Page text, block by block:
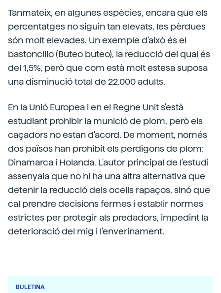
Tanmateix, en algunes espècies, encara que els
percentatges no siguin tan elevats, les pèrdues
són molt elevades. Un exemple d'això és el
bastoncillo (Buteo buteo), la reducció del qual és
del 1,5%, però que com està molt estesa suposa
una disminució total de 22.000 adults.
En la Unió Europea i en el Regne Unit s'està
estudiant prohibir la munició de plom, però els
caçadors no estan d'acord. De moment, només
dos països han prohibit els perdigons de plom:
Dinamarca i Holanda. L'autor principal de l'estudi
assenyala que no hi ha una altra alternativa que
detenir la reducció dels ocells rapaços, sinó que
cal prendre decisions fermes i establir normes
estrictes per protegir als predadors, impedint la
deterioració del mig i l'enverinament.
BULETINA